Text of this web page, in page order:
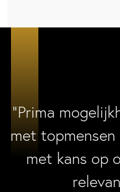
“Prima
met
met kans op